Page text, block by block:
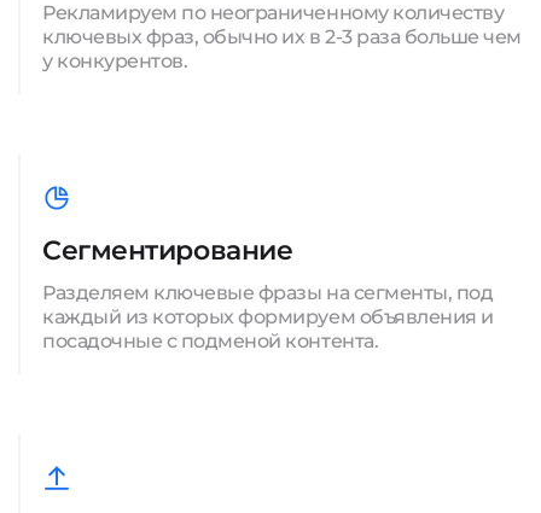
Рекламируем по неограниченному количеству
ключевых фраз, обычно их в 2-3 раза больше чем
у конкурентов.
Сегментирование
Разделяем ключевые фразы на сегменты, под
каждый из которых формируем объявления и
посадочные с подменой контента.